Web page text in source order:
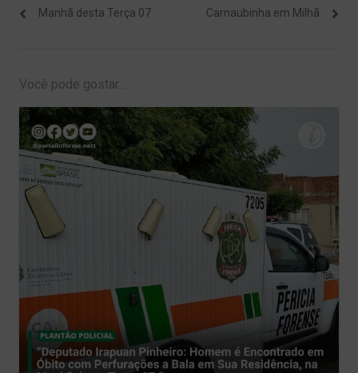
Manhã desta Terça 07
Carnaubinha em Milhã
Você pode gostar...